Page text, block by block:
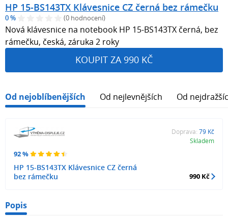
HP 15-BS143TX Klávesnice CZ černá bez rámečku
0 % (0 hodnocení)
Nová klávesnice na notebook HP 15-BS143TX černá, bez
rámečku, česká, záruka 2 roky
KOUPIT ZA 990 KČ
Od nejoblíbenějších Od nejlevnějších Od
92 %
HP 15-BS143TX Klávesnice CZ černá
bez rámečku
Doprava: 79 Kč
Skladem
990 Kč
Popis